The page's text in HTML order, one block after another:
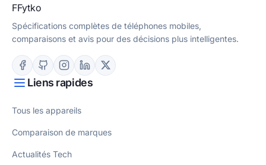
FFytko
Spécifications complètes de téléphones mobiles,
comparaisons et avis pour des décisions plus intelligentes.
Liens rapides
Tous les appareils
Comparaison de marques
Actualités Tech